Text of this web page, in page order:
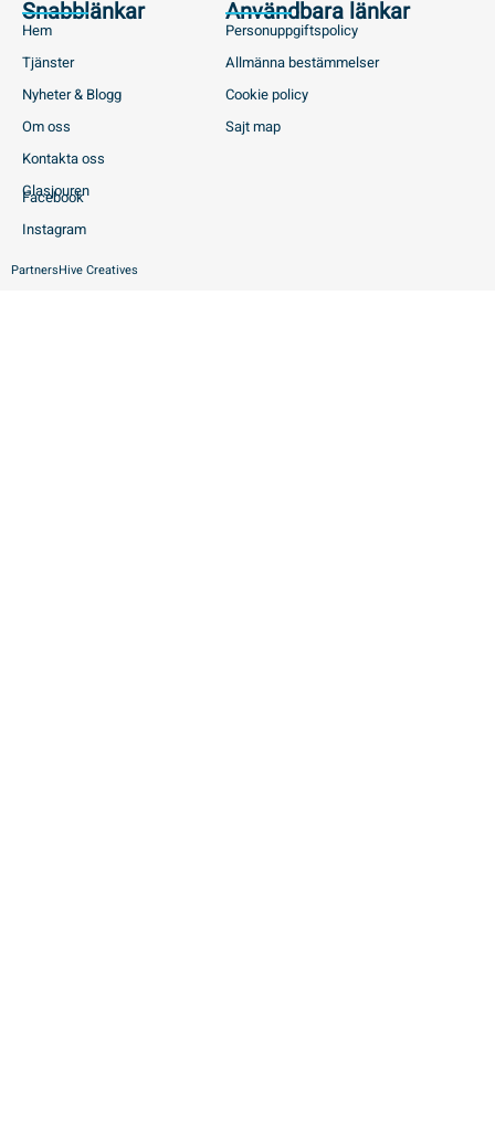
Snabblänkar
Hem
Tjänster
Nyheter & Blogg
Om oss
Kontakta oss
Glasjouren
Facebook
Instagram
Användbara länkar
Personuppgiftspolicy
Allmänna bestämmelser
Cookie policy
Sajt map
PartnersHive Creatives